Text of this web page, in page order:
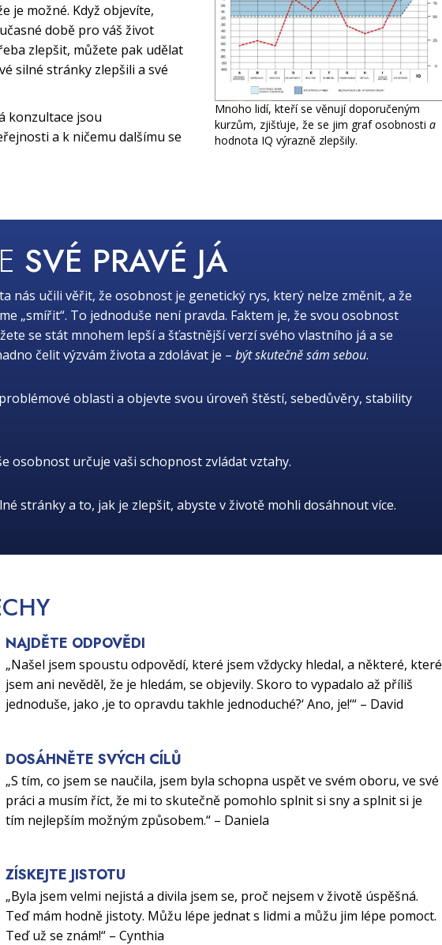
je možné. Když objevíte,
době pro váš život
zlepšit, můžete pak udělat
silné stránky zlepšili a své
konzultace jsou
a k ničemu dalšímu se
Mnoho lidí, kteří se věnují doporučeným
kurzům, zjišťuje, že se jim graf osobnosti a
hodnota IQ výrazně zlepšily.
SVÉ PRAVÉ JÁ
nás učili věřit, že osobnost je genetický rys, který nelze změnit, a že
„smířit“. To jednoduše není pravda. Faktem je, že svou osobnost
se stát mnohem lepší a šťastnější verzí svého vlastního já a se
čelit výzvám života a zdolávat je – být skutečně sám sebou.
oblasti a objevte svou úroveň štěstí, sebedůvěry, stability
osobnost určuje vaši schopnost zvládat vztahy.
stránky a to, jak je zlepšit, abyste v životě mohli dosáhnout více.
NAJDĚTE ODPOVĚDI
„Našel jsem spoustu odpovědí, které jsem vždycky hledal, a některé, které
jsem ani nevěděl, že je hledám, se objevily. Skoro to vypadalo až příliš
jednoduše, jako ‚je to opravdu takhle jednoduché?‘ Ano, je!‘“ – David
DOSÁHNĚTE SVÝCH CÍLŮ
„S tím, co jsem se naučila, jsem byla schopna uspět ve svém oboru, ve své
práci a musím říct, že mi to skutečně pomohlo splnit si sny a splnit si je
tím nejlepším možným způsobem.“ – Daniela
ZÍSKEJTE JISTOTU
„Byla jsem velmi nejistá a divila jsem se, proč nejsem v životě úspěšná.
Teď mám hodně jistoty. Můžu lépe jednat s lidmi a můžu jim lépe pomoct.
Teď už se znám!“ – Cynthia